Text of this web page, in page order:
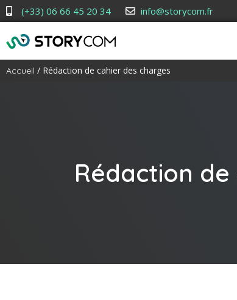
(+33) 06 66 45 20 34 info@storycom.fr
Accueil / Rédaction de cahier des charges
Rédaction